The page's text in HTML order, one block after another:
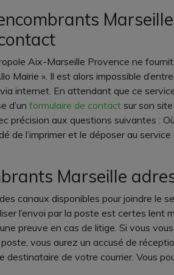
Aix-Marseille Provence ne
Mairie ». Il est alors impossible
internet. En attendant que ce
d’un formulaire de contact sur son
précision aux questions suivantes :
de l’imprimer et le déposer au service
Marseille
canaux disponibles pour joindre le
l’envoi par la poste est certes lent
preuve en cas de litige. Si vous
vous aurez un accusé de
destinataire de votre courrier. Vous